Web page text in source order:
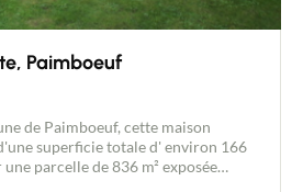
Paimboeuf
de Paimboeuf, cette maison
superficie totale d' environ 166
une parcelle de 836 m² exposée